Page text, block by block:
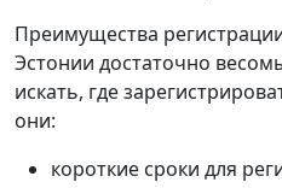
Преимущества
Эстонии достаточно
искать, где
они:
короткие сроки для